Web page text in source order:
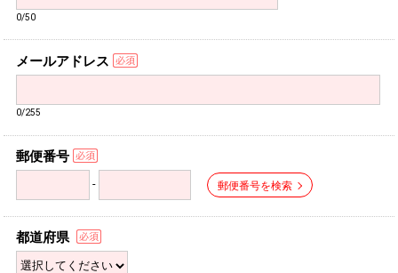
0/50
メールアドレス
0/255
郵便番号
- 郵便番号を検索
都道府県